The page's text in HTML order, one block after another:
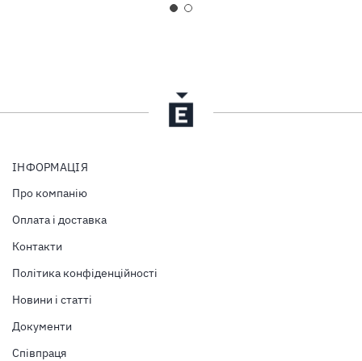
ІНФОРМАЦІЯ
Про компанію
Оплата і доставка
Контакти
Політика конфіденційності
Новини і статті
Документи
Співпраця